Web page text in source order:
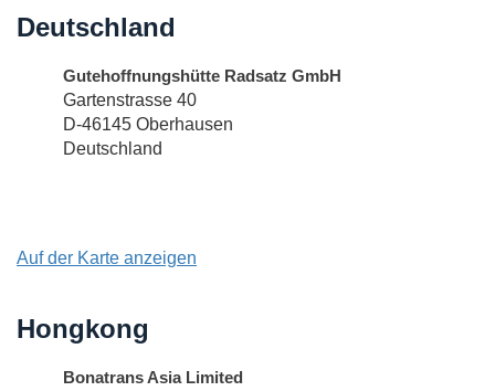
Deutschland
Gutehoffnungshütte Radsatz GmbH
Gartenstrasse 40
D-46145 Oberhausen
Deutschland
Auf der Karte anzeigen
Hongkong
Bonatrans Asia Limited